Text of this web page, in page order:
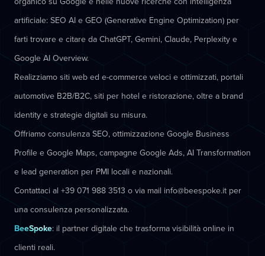
artificiale: SEO AI e GEO (Generative Engine Optimization) per
farti trovare e citare da ChatGPT, Gemini, Claude, Perplexity e
Google AI Overview.
Realizziamo siti web ed e-commerce veloci e ottimizzati, portali
automotive B2B/B2C, siti per hotel e ristorazione, oltre a brand
identity e strategie digitali su misura.
Offriamo consulenza SEO, ottimizzazione Google Business
Profile e Google Maps, campagne Google Ads, AI Transformation
e lead generation per PMI locali e nazionali.
Contattaci al +39 071 988 3513 o via mail info@beespoke.it per
una consulenza personalizzata.
BeeSpoke: il partner digitale che trasforma visibilità online in
clienti reali.